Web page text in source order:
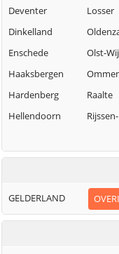
Deventer
Dinkelland
Enschede
Haaksbergen
Hardenberg
Hellendoorn
Losser
Olst-
Raalte
GELDERLAND